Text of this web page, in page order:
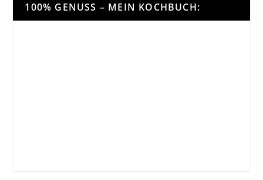
100% GENUSS – MEIN KOCHBUCH: